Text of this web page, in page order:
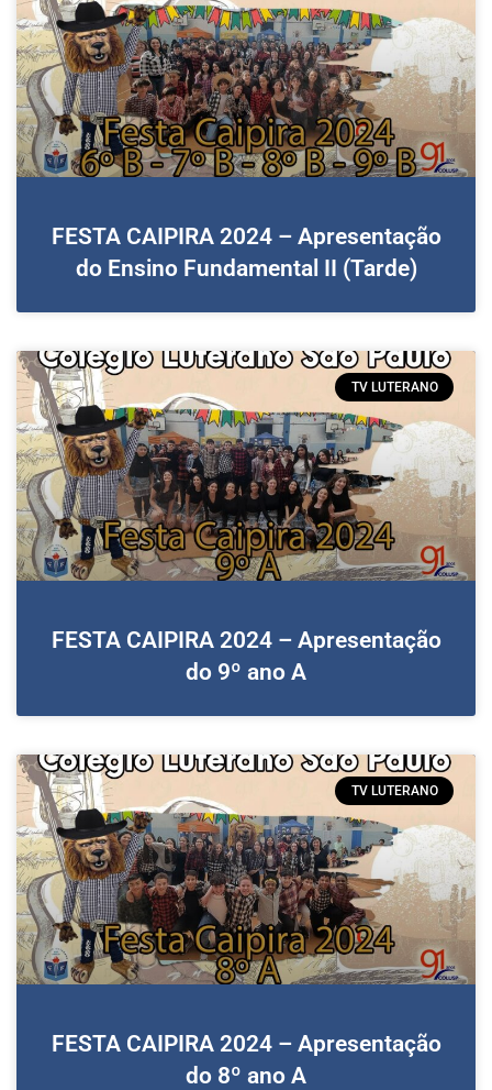
FESTA CAIPIRA 2024 – Apresentação
do Ensino Fundamental II (Tarde)
TV LUTERANO
FESTA CAIPIRA 2024 – Apresentação
do 9º ano A
TV LUTERANO
FESTA CAIPIRA 2024 – Apresentação
do 8º ano A